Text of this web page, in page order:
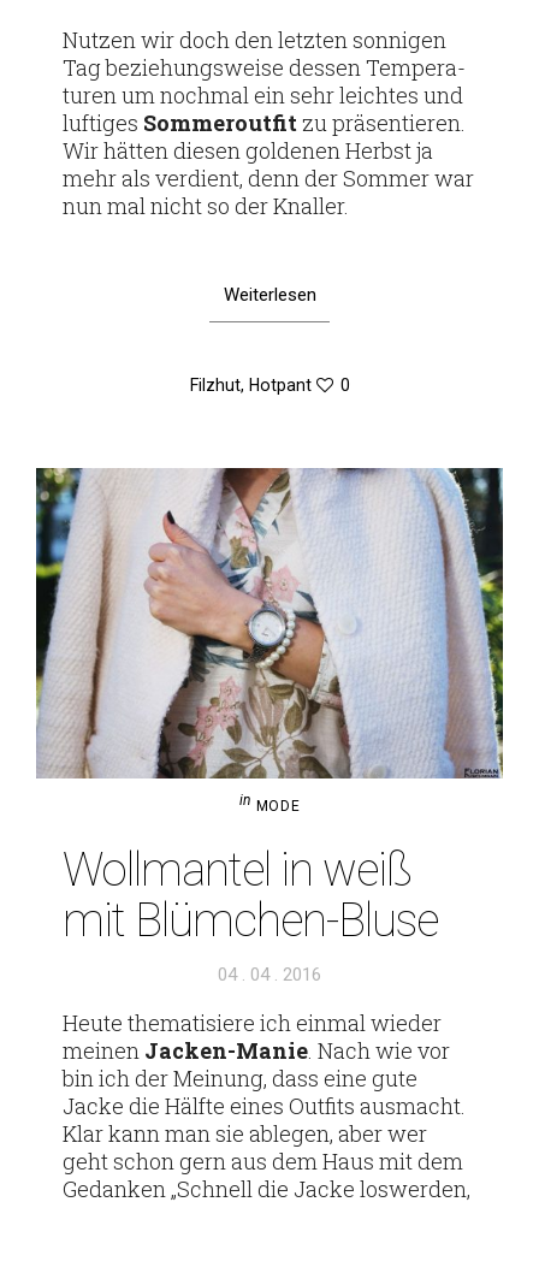
Nutzen wir doch den letzten son­nigen
Tag bezie­hungs­weise dessen Tem­pe­ra­
turen um nochmal ein sehr leichtes und
luf­tiges Som­me­r­outfitzu prä­sen­tieren.
Wir hätten diesen gol­denen Herbst ja
mehr als ver­dient, denn der Sommer war
nun mal nicht so der Knaller.
Weiterlesen
Filzhut, Hotpant 0
in MODE
Woll­mantel in weiß
mit Blümchen-Bluse
Veröffentlicht
04 . 04 . 2016
Heute the­ma­ti­siere ich einmal wieder
meinen Jacken-Manie . Nach wie vor
bin ich der Mei­nung, dass eine gute
Jacke die Hälfte eines Out­fits aus­macht.
Klar kann man sie ablegen, aber wer
geht schon gern aus dem Haus mit dem
Gedanken „Schnell die Jacke loswerden,